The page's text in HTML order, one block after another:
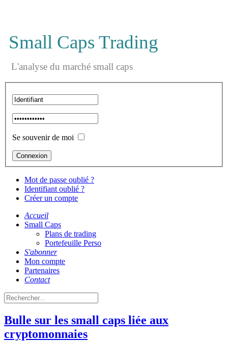
Small Caps Trading
L'analyse du marché small caps
Se souvenir de moi
Mot de passe oublié ?
Identifiant oublié ?
Créer un compte
Accueil
Small Caps
Plans de trading
Portefeuille Perso
S'abonner
Mon compte
Partenaires
Contact
Bulle sur les small caps liée aux
cryptomonnaies